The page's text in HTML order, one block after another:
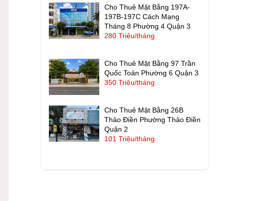
Cho Thuê Mặt Bằng 197A-
197B-197C Cách Mạng
Tháng 8 Phường 4 Quận 3
280 Triệu/tháng
Cho Thuê Mặt Bằng 97 Trần
Quốc Toản Phường 6 Quận 3
350 Triệu/tháng
Cho Thuê Mặt Bằng 26B
Thảo Điền Phường Thảo Điền
Quận 2
101 Triệu/tháng